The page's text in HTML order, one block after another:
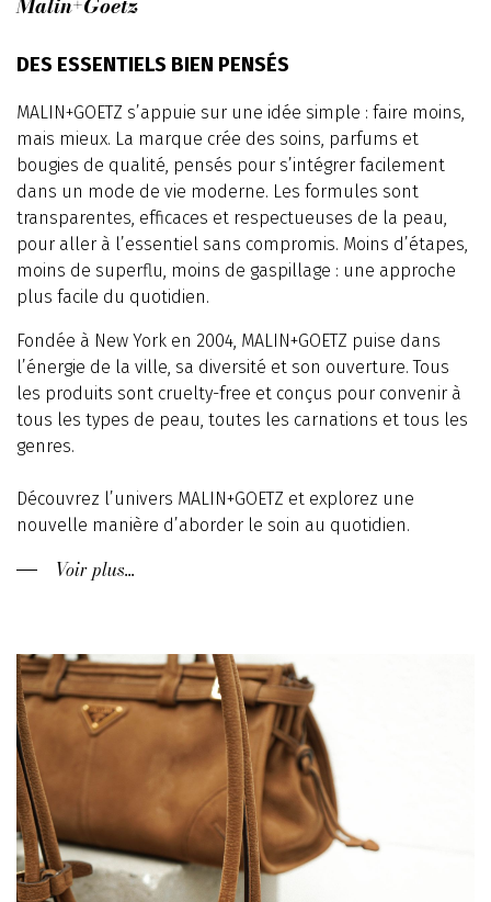
DES ESSENTIELS BIEN PENSÉS
MALIN+GOETZ s’appuie sur une idée simple : faire moins,
mais mieux. La marque crée des soins, parfums et
bougies de qualité, pensés pour s’intégrer facilement
dans un mode de vie moderne. Les formules sont
transparentes, efficaces et respectueuses de la peau,
pour aller à l’essentiel sans compromis. Moins d’étapes,
moins de superflu, moins de gaspillage : une approche
plus facile du quotidien.
Fondée à New York en 2004, MALIN+GOETZ puise dans
l’énergie de la ville, sa diversité et son ouverture. Tous
les produits sont cruelty-free et conçus pour convenir à
tous les types de peau, toutes les carnations et tous les
genres.
Découvrez l’univers MALIN+GOETZ et explorez une
nouvelle manière d’aborder le soin au quotidien.
Voir plus...